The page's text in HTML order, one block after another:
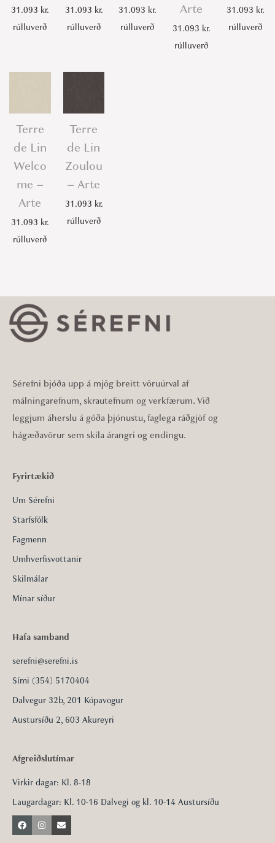
31.093 kr.
rúlluverð
31.093 kr.
rúlluverð
31.093 kr.
rúlluverð
Arte
31.093 kr.
rúlluverð
31.093 kr.
rúlluverð
Terre
de Lin
Welco
me –
Arte
31.093 kr.
rúlluverð
Terre
de Lin
Zoulou
– Arte
31.093 kr.
rúlluverð
Sérefni bjóða upp á mjög breitt vöruúrval af
málningarefnum, skrautefnum og verkfærum. Við
leggjum áherslu á góða þjónustu, faglega ráðgjöf og
hágæðavörur sem skila árangri og endingu.
Fyrirtækið
Um Sérefni
Starfsfólk
Fagmenn
Umhverfisvottanir
Skilmálar
Mínar síður
Hafa samband
serefni@serefni.is
Sími (354) 5170404
Dalvegur 32b, 201 Kópavogur
Austursíðu 2, 603 Akureyri
Afgreiðslutímar
Virkir dagar: Kl. 8-18
Laugardagar: Kl. 10-16 Dalvegi og kl. 10-14 Austursíðu